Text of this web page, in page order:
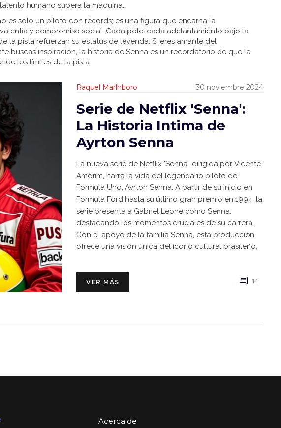
humano supera la máquina.
es solo un piloto con récords; es una figura que encarna la
y compromiso social. Cada pole, cada adelantamiento bajo la
la pista refuerzan su estatus de leyenda. Si eres amante del
buscas inspiración, la historia de Senna es un recordatorio de que la
los límites de la pista.
Raquel Marlhboro 30 noviembre 2024
Serie de Netflix 'Senna':
La Historia Intima de
Ayrton Senna
La nueva serie de Netflix 'Senna', dirigida por Vicente
Amorim, narra la vida del legendario piloto de
Fórmula Uno, Ayrton Senna. A partir de su inicio en
Fórmula Ford hasta su último gran premio en 1994, la
serie presenta a Gabriel Leone como Senna,
destacando los momentos cruciales de su carrera.
Con el apoyo de la familia Senna, esta producción
ofrece una visión única del ícono cultural brasileño.
VER MÁS 14
Acerca de